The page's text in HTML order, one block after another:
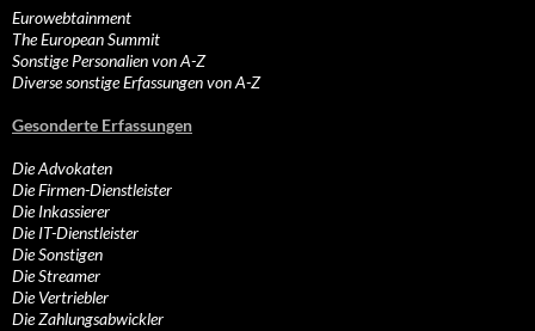
Eurowebtainment
The European Summit
Sonstige Personalien von A-Z
Diverse sonstige Erfassungen von A-Z
Gesonderte Erfassungen
Die Advokaten
Die Firmen-Dienstleister
Die Inkassierer
Die IT-Dienstleister
Die Sonstigen
Die Streamer
Die Vertriebler
Die Zahlungsabwickler